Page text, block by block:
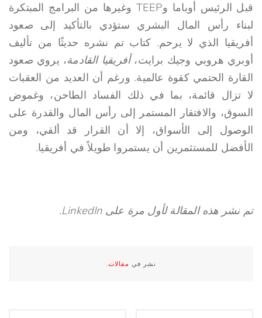
قبل الرئيس أوباما وTEEP وغيرها من البرامج المبتكرة
لبناء رأس المال البشري ستؤدي بالتأكيد إلى صعود
أفريقيا الذي لا يرحم. كتاب تم نشره حديثًا من تأليف
أوبري هروبي وجيك برايت،أفريقيا القادمة، يروي صعود
القارة الحتمي كقوة عالمية. ورغم أن العديد من العقبات
لا تزال قائمة، بما في ذلك الفساد الطاحن، وغموض
السوق، والافتقار المستمر إلى رأس المال والقدرة على
الوصول إلى الأسواق، إلا أن القرار قد ألقي، ومن
الأفضل للمستثمرين أن يستمروا طويلاً في أفريقيا.
تم نشر هذه المقالة لأول مرة على LinkedIn.
نشر في مقالات.